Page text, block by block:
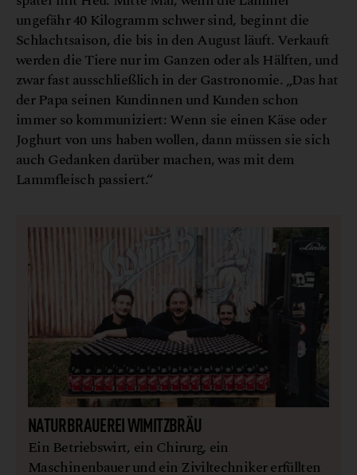
ungefähr 40 Kilogramm schwer sind, beginnt die
Schlachtsaison, die bis in den August läuft. Verkauft
werden die Tiere nur im Ganzen oder als Hälften, und
zwar fast ausschließlich in der Gastronomie. „Das hat
der Papa seinen Kundinnen und Kunden schon
immer so kommuniziert: Wenn sie einen Käse oder
Joghurt von uns haben wollen, dann müssen sie sich
auch Gedanken darüber machen, was mit dem
Lammfleisch passiert.“
NATURBRAUEREI WIMITZBRÄU
Ein Betriebswirt, ein Chirurg, ein
Maschinenbauer und ein Ziviltechniker erfüllten